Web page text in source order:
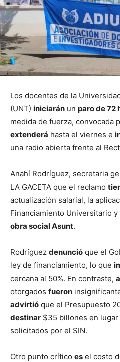
Los docentes de la
(UNT) iniciarán un paro de 72
medida de fuerza, convocada
extenderá hasta el viernes e
una radio abierta frente al
Anahí Rodríguez, secretaria
LA GACETA que el reclamo
actualización salarial, la
Financiamiento Universitario y
obra social Asunt.
Rodríguez denunció que el
ley de financiamiento, lo que
cercana al 50%. En contraste,
otorgados fueron
advirtió que el Presupuesto
destinar $35 billones en
solicitados por el SIN.
Otro punto crítico es el costo